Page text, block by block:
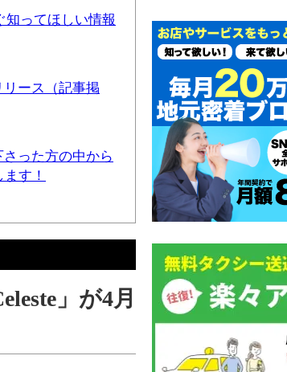
知ってほしい情報
ース（記事掲
った方の中から
す！
」が4月